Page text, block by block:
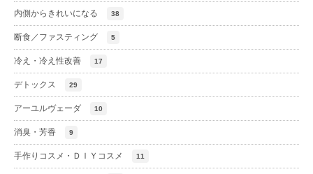
内側からきれいになる 38
断食／ファスティング 5
冷え・冷え性改善 17
デトックス 29
アーユルヴェーダ 10
消臭・芳香 9
手作りコスメ・ＤＩＹコスメ 11